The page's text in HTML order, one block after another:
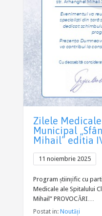
Zilele
Municipal
Mihail” editia
11 noiembrie 2025
Program științific cu
Medicale ale Spitalului
Mihail” PROVOCĂRI…
Postat in: Noutăți